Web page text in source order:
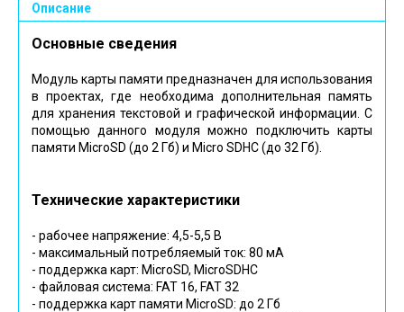
Описание
Основные сведения
Модуль карты памяти предназначен для использования
в проектах, где необходима дополнительная память
для хранения текстовой и графической информации. С
помощью данного модуля можно подключить карты
памяти MicroSD (до 2 Гб) и Micro SDHC (до 32 Гб).
Технические характеристики
- рабочее напряжение: 4,5-5,5 В
- максимальный потребляемый ток: 80 мА
- поддержка карт: MicroSD, MicroSDHC
- файловая система: FAT 16, FAT 32
- поддержка карт памяти MicroSD: до 2 Гб